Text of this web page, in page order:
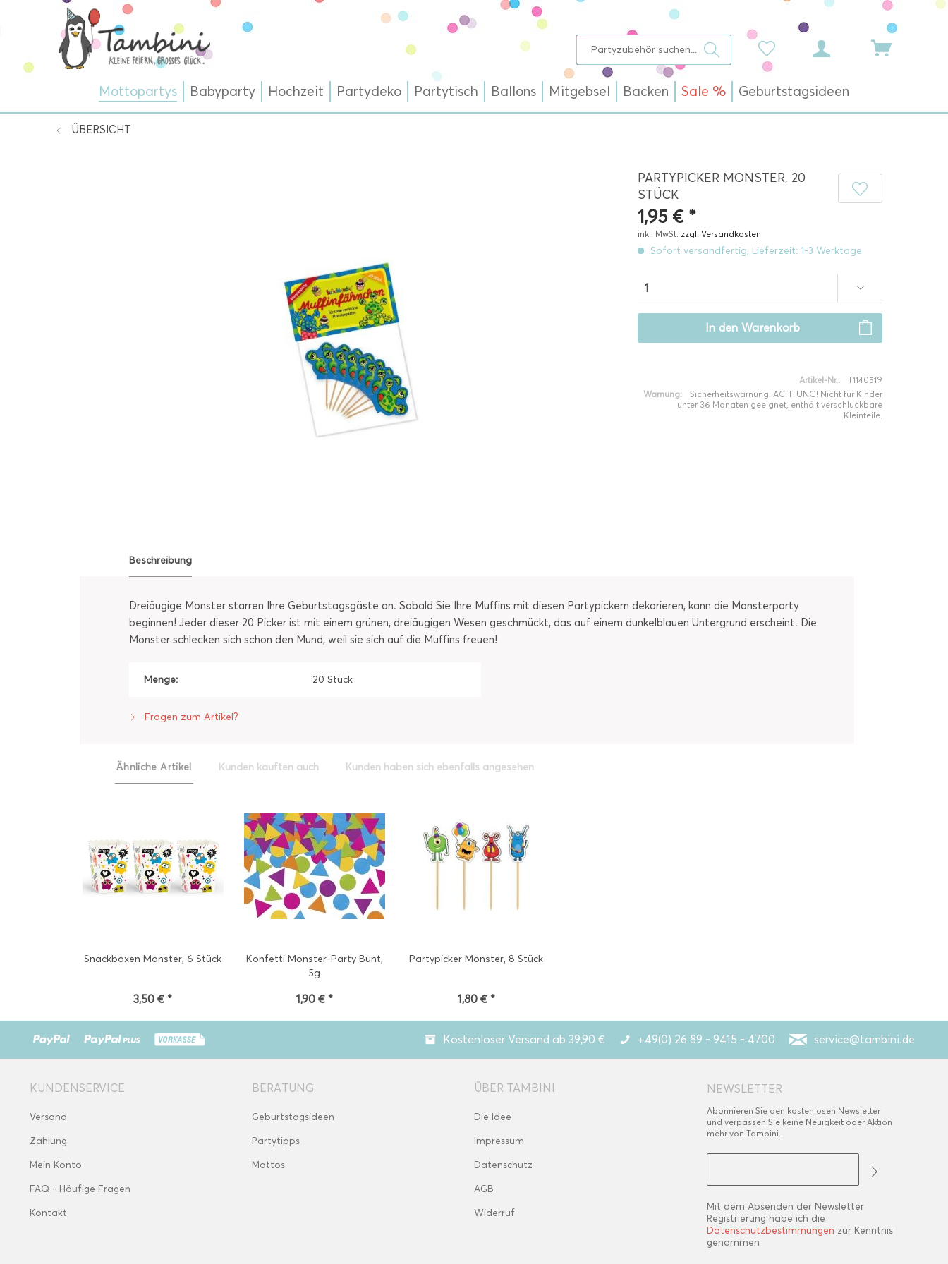
Mottopartys Babyparty Hochzeit Partydeko Partytisch Ballons Mitgebsel Backen Sale % Geburtstagsideen
ÜBERSICHT
PARTYPICKER MONSTER, 20
STÜCK
1,95 € *
inkl. MwSt. zzgl. Versandkosten
Sofort versandfertig, Lieferzeit: 1-3 Werktage
In den Warenkorb
Artikel-Nr.:
T1140519
Warnung:
Sicherheitswarnung! ACHTUNG! Nicht für Kinder
unter 36 Monaten geeignet, enthält verschluckbare
Kleinteile.
Beschreibung
Dreiäugige Monster starren Ihre Geburtstagsgäste an. Sobald Sie Ihre Muffins mit diesen Partypickern dekorieren, kann die Monsterparty
beginnen! Jeder dieser 20 Picker ist mit einem grünen, dreiäugigen Wesen geschmückt, das auf einem dunkelblauen Untergrund erscheint. Die
Monster schlecken sich schon den Mund, weil sie sich auf die Muffins freuen!
Menge: 20 Stück
Fragen zum Artikel?
Ähnliche Artikel Kunden kauften auch Kunden haben sich ebenfalls angesehen
Snackboxen Monster, 6 Stück
3,50 € *
Konfetti Monster-Party Bunt,
5g
1,90 € *
Partypicker Monster, 8 Stück
1,80 € *
Kostenloser Versand ab 39,90 € +49(0) 26 89 - 9415 - 4700 service@tambini.de
KUNDENSERVICE
Versand
Zahlung
Mein Konto
FAQ - Häufige Fragen
Kontakt
BERATUNG
Geburtstagsideen
Partytipps
Mottos
ÜBER TAMBINI
Die Idee
Impressum
Datenschutz
AGB
Widerruf
NEWSLETTER
Abonnieren Sie den kostenlosen Newsletter
und verpassen Sie keine Neuigkeit oder Aktion
mehr von Tambini.
Mit dem Absenden der Newsletter
Registrierung habe ich die
Datenschutzbestimmungen zur Kenntnis
genommen